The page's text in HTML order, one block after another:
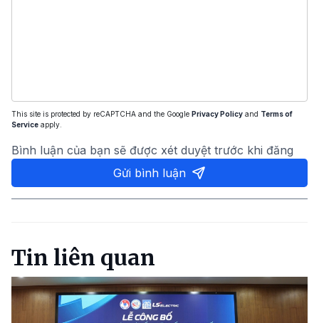
This site is protected by reCAPTCHA and the Google Privacy Policy and Terms of
Service apply.
Bình luận của bạn sẽ được xét duyệt trước khi đăng
Gửi bình luận
Tin liên quan